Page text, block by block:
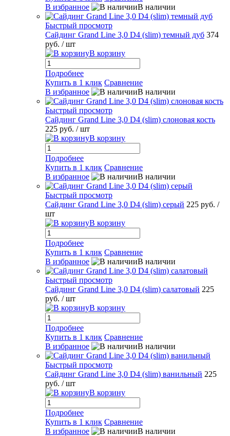
В избранное
В наличии
Быстрый просмотр
Сайдинг Grand Line 3,0 D4 (slim) темный дуб 374
руб. / шт
В корзину
Подробнее
Купить в 1 клик Сравнение
В избранное
В наличии
Быстрый просмотр
Сайдинг Grand Line 3,0 D4 (slim) слоновая кость
225 руб. / шт
В корзину
Подробнее
Купить в 1 клик Сравнение
В избранное
В наличии
Быстрый просмотр
Сайдинг Grand Line 3,0 D4 (slim) серый 225 руб. /
шт
В корзину
Подробнее
Купить в 1 клик Сравнение
В избранное
В наличии
Быстрый просмотр
Сайдинг Grand Line 3,0 D4 (slim) салатовый 225
руб. / шт
В корзину
Подробнее
Купить в 1 клик Сравнение
В избранное
В наличии
Быстрый просмотр
Сайдинг Grand Line 3,0 D4 (slim) ванильный 225
руб. / шт
В корзину
Подробнее
Купить в 1 клик Сравнение
В избранное
В наличии